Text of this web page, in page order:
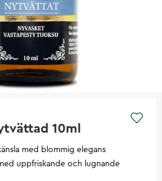
10ml
med blommig elegans
uppfriskande och lugnande